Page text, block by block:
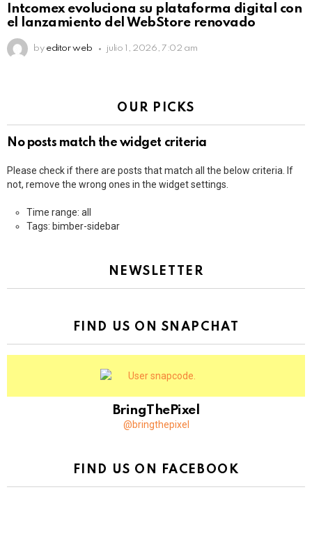
Intcomex evoluciona su plataforma digital con
el lanzamiento del WebStore renovado
by editor web julio 1, 2026, 7:02 am
OUR PICKS
No posts match the widget criteria
Please check if there are posts that match all the below criteria. If
not, remove the wrong ones in the widget settings.
Time range: all
Tags: bimber-sidebar
NEWSLETTER
FIND US ON SNAPCHAT
BringThePixel
@bringthepixel
FIND US ON FACEBOOK